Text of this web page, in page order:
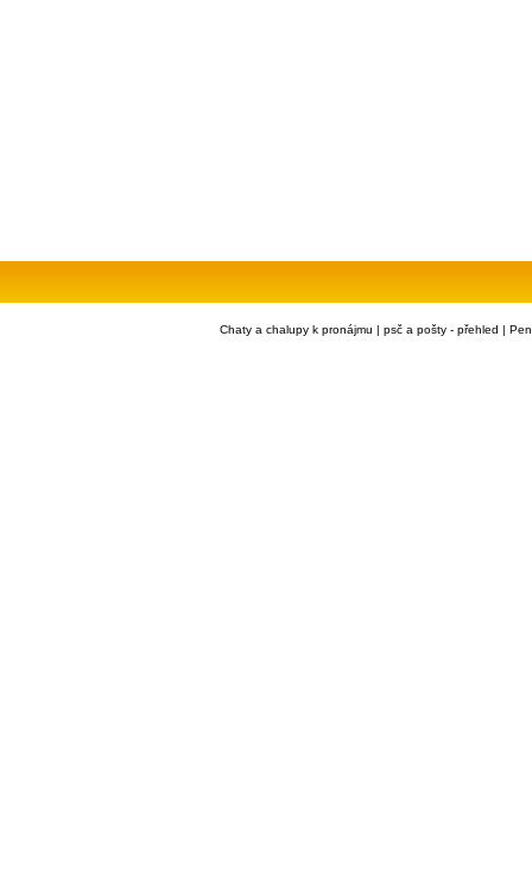
Chaty a chalupy k pronájmu |psč a pošty - přehled |